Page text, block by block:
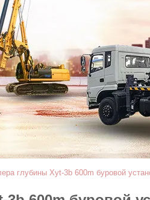
глубины Xyt-3b 600m буровой